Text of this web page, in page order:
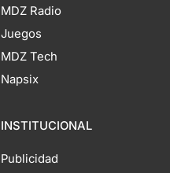
MDZ Radio
Juegos
MDZ Tech
Napsix
INSTITUCIONAL
Publicidad